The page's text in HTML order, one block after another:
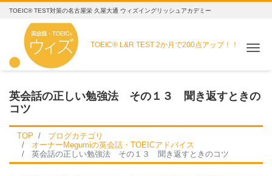
TOEIC® TEST対策の名古屋栄 久屋大通 ウィズイングリッシュアカデミー
TOEIC® L&R TEST2か月で200点アップ！！
英会話の正しい勉強法 その１３ 聞き返すときの
コツ
TOP
ブログカテゴリ
オーナーMegumiの英会話・TOEICアドバイス
英会話の正しい勉強法 その１３ 聞き返すときのコツ